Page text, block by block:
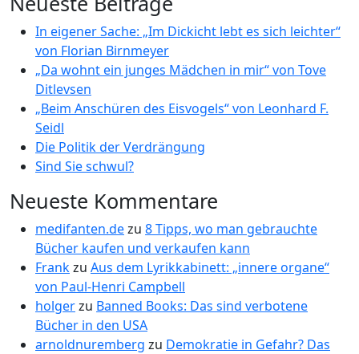
In eigener Sache: „Im Dickicht lebt es sich leichter“
von Florian Birnmeyer
„Da wohnt ein junges Mädchen in mir“ von Tove
Ditlevsen
„Beim Anschüren des Eisvogels“ von Leonhard F.
Seidl
Die Politik der Verdrängung
Sind Sie schwul?
Neueste Kommentare
medifanten.dezu 8 Tipps, wo man gebrauchte
Bücher kaufen und verkaufen kann
Frankzu Aus dem Lyrikkabinett: „innere organe“
von Paul-Henri Campbell
holgerzu Banned Books: Das sind verbotene
Bücher in den USA
arnoldnuremberg zu Demokratie in Gefahr? Das